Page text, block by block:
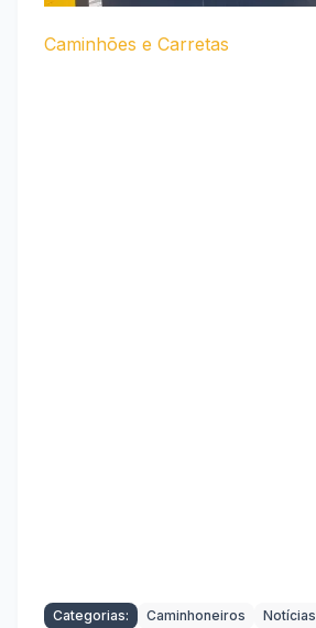
Caminhões e Carretas
Categorias: Caminhoneiros Notícias